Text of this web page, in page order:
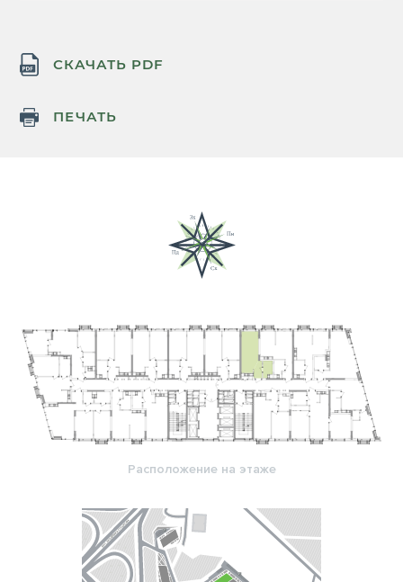
СКАЧАТЬ PDF
ПЕЧАТЬ
Расположение на этаже